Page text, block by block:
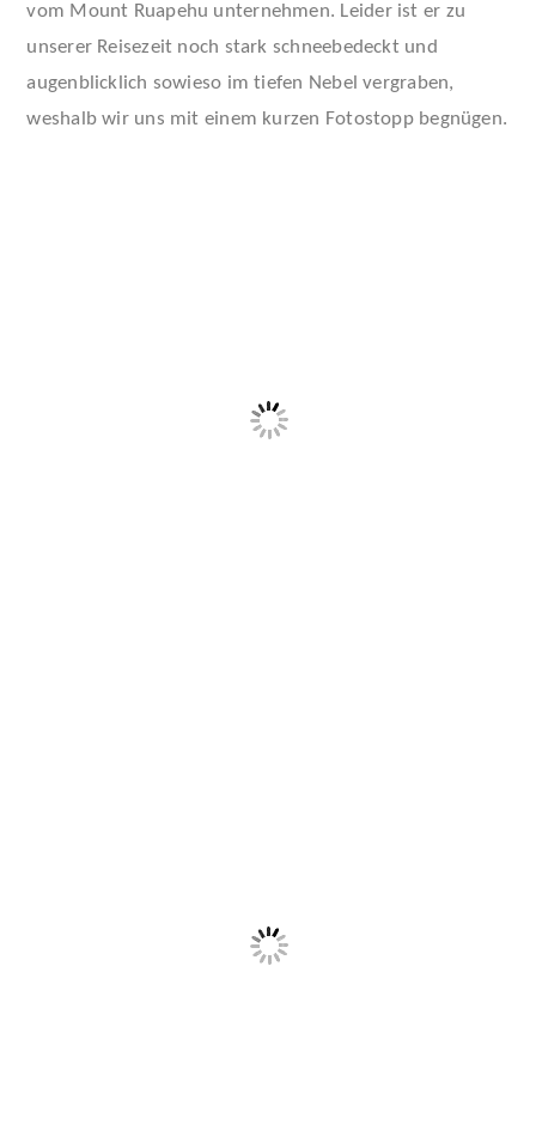
vom Mount Ruapehu unternehmen. Leider ist er zu
unserer Reisezeit noch stark schneebedeckt und
augenblicklich sowieso im tiefen Nebel vergraben,
weshalb wir uns mit einem kurzen Fotostopp begnügen.